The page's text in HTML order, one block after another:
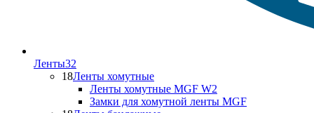
Ленты32
18Ленты хомутные
Ленты хомутные MGF W2
Замки для хомутной ленты MGF